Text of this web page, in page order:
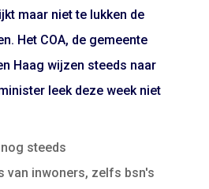
maar niet te lukken de
Het COA, de gemeente
Haag wijzen steeds naar
leek deze week niet
steeds
van inwoners, zelfs bsn's